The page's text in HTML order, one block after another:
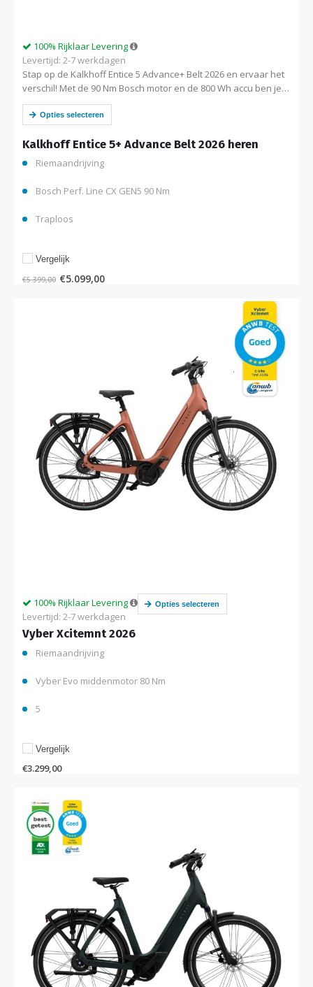
Kalkhoff Entice 5+ Advance Belt 2026 heren
100% Rijklaar Levering
Levertijd: 2-7 werkdagen
Riemaandrijving
Bosch Perf. Line CX GEN5 90 Nm
Traploos
Stap op de Kalkhoff Entice 5 Advance+ Belt 2026 en ervaar het
verschil! Met de 90 Nm Bosch motor en de 800 Wh accu ben je
klaar voor elk avontuur….
€5.399,00 €5.099,00
Opties selecteren
Vergelijk
Vyber Xcitemnt 2026
100% Rijklaar Levering
Levertijd: 2-7 werkdagen
Riemaandrijving
Vyber Evo middenmotor 80 Nm
5
€3.299,00
Opties selecteren
Vergelijk